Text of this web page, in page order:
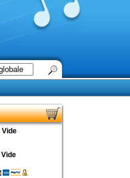
Vide
Vide